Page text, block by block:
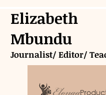
Elizabeth
Mbundu
Journalist/ Editor/